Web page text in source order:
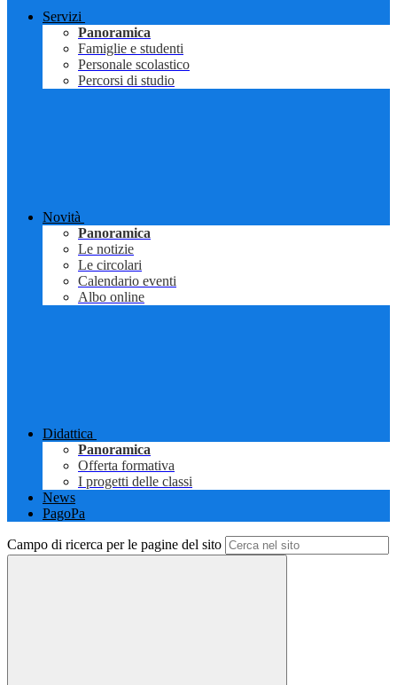
Servizi
Panoramica
Famiglie e studenti
Personale scolastico
Percorsi di studio
Novità
Panoramica
Le notizie
Le circolari
Calendario eventi
Albo online
Didattica
Panoramica
Offerta formativa
I progetti delle classi
News
PagoPa
Campo di ricerca per le pagine del sito